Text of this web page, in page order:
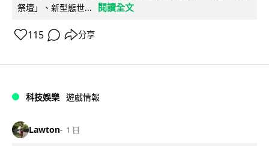
祭壇」、新型態世...
閱讀全文
115 分享
科技娛樂 遊戲情報
Lawton 1 日